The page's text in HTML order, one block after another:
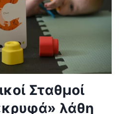
Σταθμοί
λάθη